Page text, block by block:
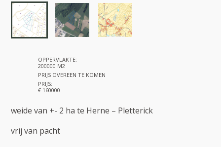
OPPERVLAKTE:
200000 M2
PRIJS OVEREEN TE KOMEN
PRIJS:
€ 160000
weide van +- 2 ha te Herne – Pletterick
vrij van pacht